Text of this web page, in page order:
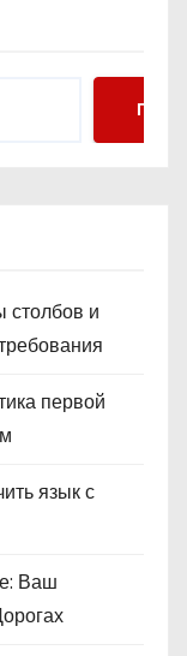
Поиск
и
первой
язык с
Ваш